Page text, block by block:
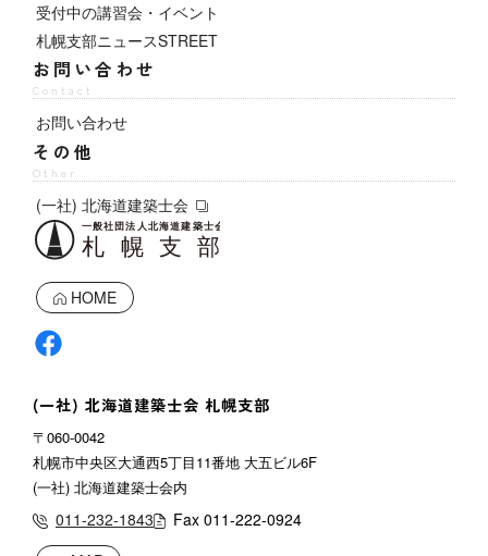
HOME
(一社) 北海道建築士会 札幌支部
〒060-0042
札幌市中央区大通西5丁目11番地 大五ビル6F
(一社) 北海道建築士会内
011-232-1843
Fax 011-222-0924
受付中の講習会・イベント
札幌支部ニュースSTREET
お問い合わせ
Contact
お問い合わせ
その他
Other
(一社) 北海道建築士会